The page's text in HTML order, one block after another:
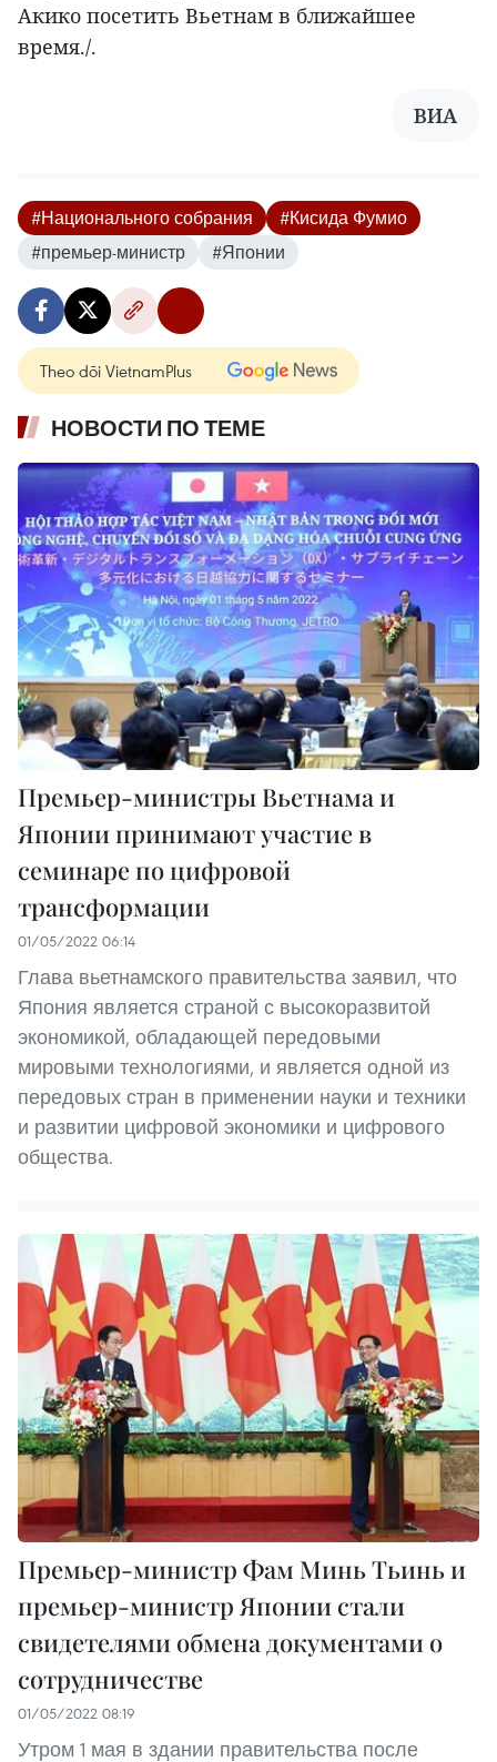
Акико посетить Вьетнам в ближайшее
время./.
ВИА
#Национального собрания
#Кисида Фумио
#премьер-министр
#Японии
Theo dõi VietnamPlus
НОВОСТИ ПО ТЕМЕ
Премьер-министры Вьетнама и
Японии принимают участие в
семинаре по цифровой
трансформации
01/05/2022 06:14
Глава вьетнамского правительства заявил, что
Япония является страной с высокоразвитой
экономикой, обладающей передовыми
мировыми технологиями, и является одной из
передовых стран в применении науки и техники
и развитии цифровой экономики и цифрового
общества.
Премьер-министр Фам Минь Тьинь и
премьер-министр Японии стали
свидетелями обмена документами о
сотрудничестве
01/05/2022 08:19
Утром 1 мая в здании правительства после